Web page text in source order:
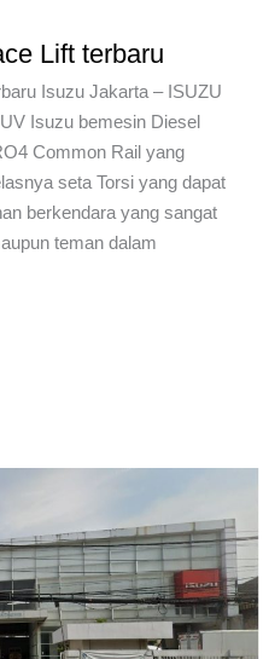
Lift terbaru
Isuzu Jakarta – ISUZU
Isuzu bemesin Diesel
Common Rail yang
seta Torsi yang dapat
berkendara yang sangat
teman dalam